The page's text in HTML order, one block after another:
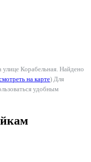
Корабельная. Найдено
на карте) Для
удобным